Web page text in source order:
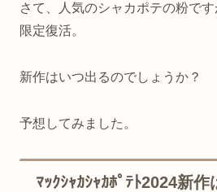
さて、人気のシャカポテの粉で
限定復活。
新作はいつ出るのでしょうか？
予想してみました。
ﾏｯｸｼｬｶｼｬｶﾎﾟﾃﾄ2024新